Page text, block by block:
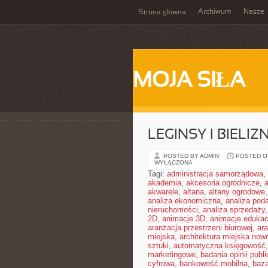
Strona główna Archiwum Nasze
MOJA SIŁA
LEGINSY I
POSTED BY ADMIN POSTED
WYŁĄCZONA
Tagi: administracja samorządowa,
akademia, akcesoria ogrodnicze,
akwarele, altana, altany ogrodowe,
analiza ekonomiczna, analiza
nieruchomości, analiza sprzedaży,
2D, animacje 3D, animacje
aranżacja przestrzeni biurowej,
miejska, architektura miejska
sztuki, automatyczna księgowość,
marketingowe, badania opinii
cyfrowa, bankowość mobilna,